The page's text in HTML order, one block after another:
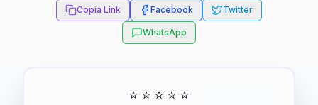
Copia Link Facebook Twitter
WhatsApp
⭐ ⭐ ⭐ ⭐ ⭐